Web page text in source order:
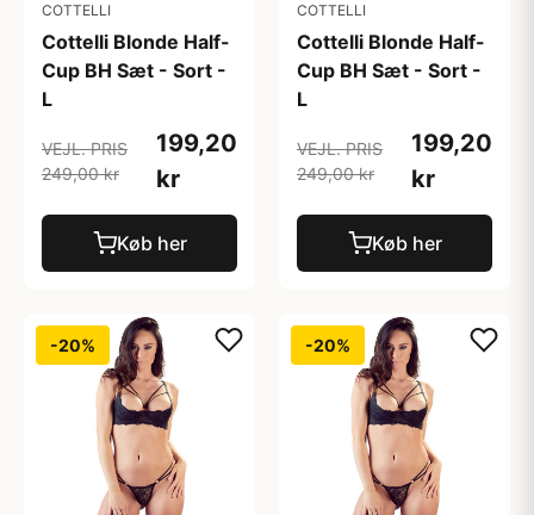
COTTELLI
Cottelli Blonde Half-
Cup BH Sæt - Sort -
L
VEJL. PRIS
249,00 kr
199,20
kr
Køb her
COTTELLI
Cottelli Blonde Half-
Cup BH Sæt - Sort -
L
VEJL. PRIS
249,00 kr
199,20
kr
Køb her
-20% -20%